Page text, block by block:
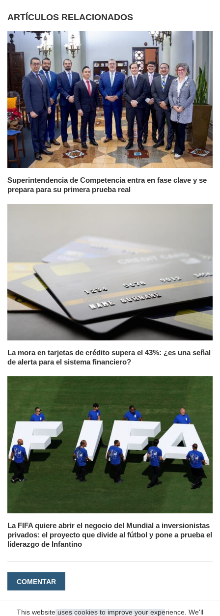
ARTÍCULOS RELACIONADOS
Superintendencia de Competencia entra en fase clave y se
prepara para su primera prueba real
La mora en tarjetas de crédito supera el 43%: ¿es una señal
de alerta para el sistema financiero?
La FIFA quiere abrir el negocio del Mundial a inversionistas
privados: el proyecto que divide al fútbol y pone a prueba el
liderazgo de Infantino
COMENTAR
This website uses cookies to improve your experience. We'll